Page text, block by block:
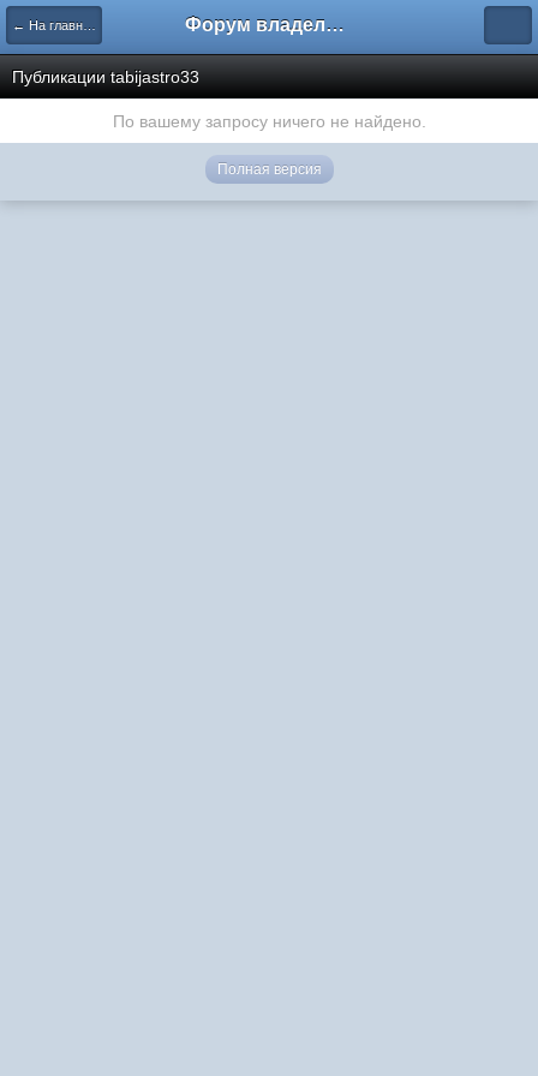
← На главную Форум владельцев интернет-магазинов
Публикации tabijastro33
По вашему запросу ничего не найдено.
Полная версия